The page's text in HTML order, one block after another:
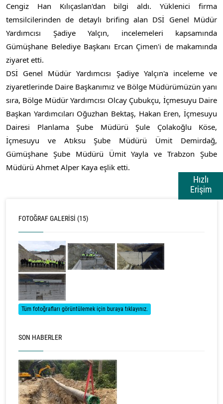
Hızlı
Erişim
Cengiz Han Kılıçaslan'dan bilgi aldı. Yüklenici firma
temsilcilerinden de detaylı brifing alan DSİ Genel Müdür
Yardımcısı Şadiye Yalçın, incelemeleri kapsamında
Gümüşhane Belediye Başkanı Ercan Çimen'i de makamında
ziyaret etti.
DSİ Genel Müdür Yardımcısı Şadiye Yalçın'a inceleme ve
ziyaretlerinde Daire Başkanımız ve Bölge Müdürümüzün yanı
sıra, Bölge Müdür Yardımcısı Olcay Çubukçu, İçmesuyu Daire
Başkan Yardımcıları Oğuzhan Bektaş, Hakan Eren, İçmesuyu
Dairesi Planlama Şube Müdürü Şule Çolakoğlu Köse,
İçmesuyu ve Atıksu Şube Müdürü Ümit Demirdağ,
Gümüşhane Şube Müdürü Ümit Yayla ve Trabzon Şube
Müdürü Ahmet Alper Kaya eşlik etti.
FOTOĞRAF GALERISI (15)
Tüm fotoğrafları görüntülemek için buraya tıklayınız.
SON HABERLER